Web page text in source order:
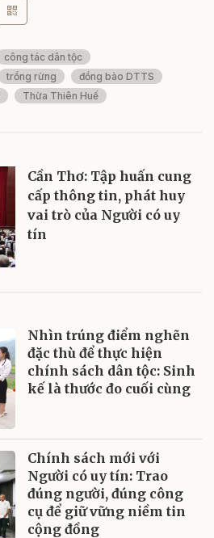
công tác dân tộc
trồng rừng
đồng bào DTTS
Thừa Thiên Huế
Cần Thơ: Tập huấn cung
cấp thông tin, phát huy
vai trò của Người có uy
tín
Nhìn trúng điểm nghẽn
đặc thù để thực hiện
chính sách dân tộc: Sinh
kế là thước đo cuối cùng
Chính sách mới với
Người có uy tín: Trao
đúng người, đúng công
cụ để giữ vững niềm tin
cộng đồng